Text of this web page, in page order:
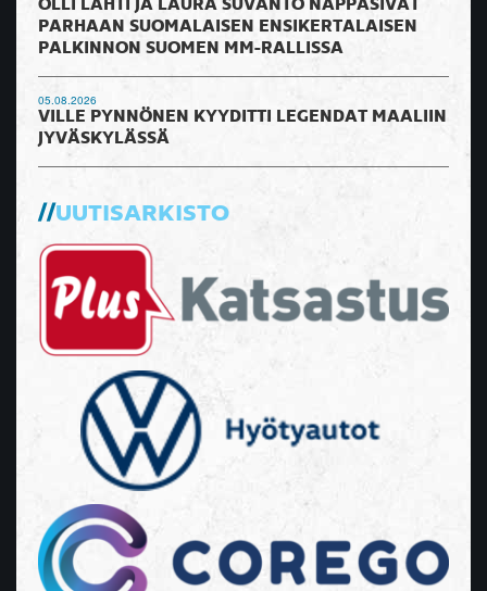
OLLI LAHTI JA LAURA SUVANTO NAPPASIVAT
PARHAAN SUOMALAISEN ENSIKERTALAISEN
PALKINNON SUOMEN MM-RALLISSA
05.08.2026
VILLE PYNNÖNEN KYYDITTI LEGENDAT MAALIIN
JYVÄSKYLÄSSÄ
UUTISARKISTO